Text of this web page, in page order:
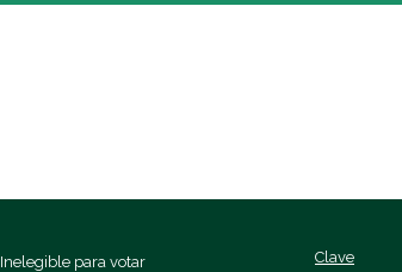
Inelegible para votar Clave